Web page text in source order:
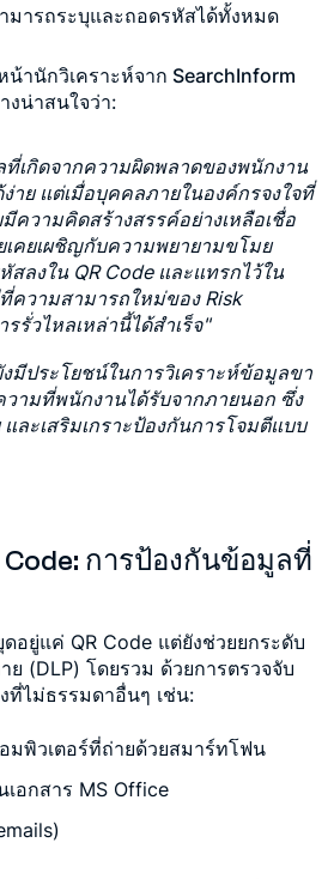
มารถระบุและถอดรหัสได้ทั้งหมด
น้านักวิเคราะห์จาก SearchInform
งน่าสนใจว่า:
ที่เกิดจากความผิดพลาดของพนักงาน
าย แต่เมื่อบุคคลภายในองค์กรจงใจที่
ความคิดสร้างสรรค์อย่างเหลือเชื่อ
เคยเผชิญกับความพยายามขโมย
สลงใน QR Code และแทรกไว้ใน
ความสามารถใหม่ของ Risk
รั่วไหลเหล่านี้ได้สำเร็จ"
งมีประโยชน์ในการวิเคราะห์ข้อมูลขา
วามที่พนักงานได้รับจากภายนอก ซึ่ง
ละเสริมเกราะป้องกันการโจมตีแบบ
Code: การป้องกันข้อมูลที่
อยู่แค่ QR Code แต่ยังช่วยยกระดับ
(DLP) โดยรวม ด้วยการตรวจจับ
ที่ไม่ธรรมดาอื่นๆ เช่น:
มพิวเตอร์ที่ถ่ายด้วยสมาร์ทโฟน
เอกสาร MS Office